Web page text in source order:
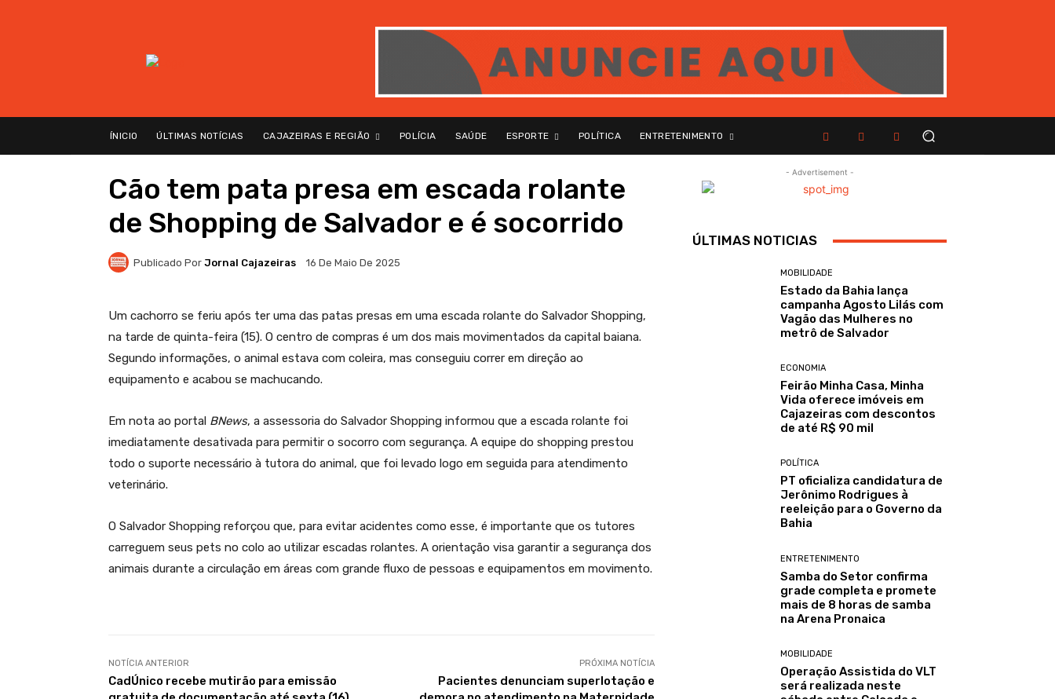
ÍNICIO ÚLTIMAS NOTÍCIAS CAJAZEIRAS E REGIÃO POLÍCIA SAÚDE ESPORTE POLÍTICA ENTRETENIMENTO
Cão tem pata presa em escada rolante
de Shopping de Salvador e é socorrido
Publicado Por Jornal Cajazeiras 16 De Maio De 2025
Um cachorro se feriu após ter uma das patas presas em uma escada rolante do Salvador Shopping,
na tarde de quinta-feira (15). O centro de compras é um dos mais movimentados da capital baiana.
Segundo informações, o animal estava com coleira, mas conseguiu correr em direção ao
equipamento e acabou se machucando.
Em nota ao portal BNews, a assessoria do Salvador Shopping informou que a escada rolante foi
imediatamente desativada para permitir o socorro com segurança. A equipe do shopping prestou
todo o suporte necessário à tutora do animal, que foi levado logo em seguida para atendimento
veterinário.
O Salvador Shopping reforçou que, para evitar acidentes como esse, é importante que os tutores
carreguem seus pets no colo ao utilizar escadas rolantes. A orientação visa garantir a segurança dos
animais durante a circulação em áreas com grande fluxo de pessoas e equipamentos em movimento.
NOTÍCIA ANTERIOR
CadÚnico recebe mutirão para emissão
PRÓXIMA NOTÍCIA
Pacientes denunciam superlotação e
- Advertisement -
ÚLTIMAS NOTICIAS
MOBILIDADE
Estado da Bahia lança
campanha Agosto Lilás com
Vagão das Mulheres no
metrô de Salvador
ECONOMIA
Feirão Minha Casa, Minha
Vida oferece imóveis em
Cajazeiras com descontos
de até R$ 90 mil
POLÍTICA
PT oficializa candidatura de
Jerônimo Rodrigues à
reeleição para o Governo da
Bahia
ENTRETENIMENTO
Samba do Setor confirma
grade completa e promete
mais de 8 horas de samba
na Arena Pronaica
MOBILIDADE
Operação Assistida do VLT
será realizada neste